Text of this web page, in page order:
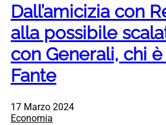
Dall’amicizia con
alla possibile
con Generali, chi
Fante
17 Marzo 2024
Economia